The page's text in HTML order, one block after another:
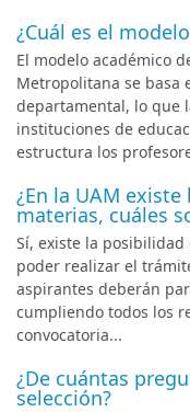
¿Cuál es el
El modelo académico
Metropolitana se basa
departamental, lo que
instituciones de
estructura los
¿En la UAM
materias, cuáles
Sí, existe la
poder realizar el
aspirantes deberán
cumpliendo todos los
convocatoria...
¿De cuántas
selección?